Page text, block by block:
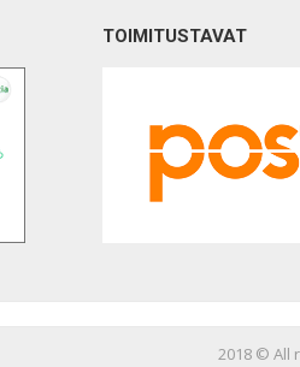
TOIMITUSTAVAT
2018 © All